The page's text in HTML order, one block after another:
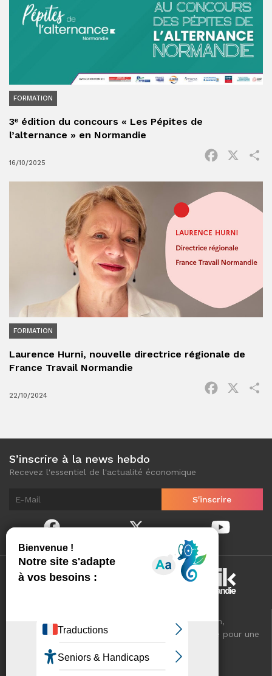
FORMATION
3ᵉ édition du concours « Les Pépites de
l’alternance » en Normandie
16/10/2025
Facebook
FORMATION
Laurence Hurni, nouvelle directrice régionale de
France Travail Normandie
22/10/2024
Facebook
S’inscrire à la news hebdo
Recevez l'essentiel de l'actualité économique
Normandinamik sélectionne pour vous, au quotidien,
l'essentiel de l'actualité économique de Normandie pour une